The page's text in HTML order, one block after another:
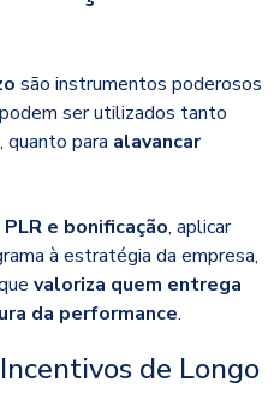
são instrumentos poderosos
ser utilizados tanto
, quanto para alavancar
PLR e bonificação, aplicar
à estratégia da empresa,
valoriza quem entrega
da performance.
de Longo